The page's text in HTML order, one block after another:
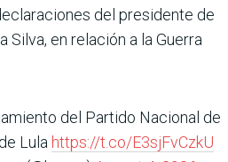
del presidente de
Silva, en relación a la Guerra
del Partido Nacional de
Lula https://t.co/E3sjFvCzkU